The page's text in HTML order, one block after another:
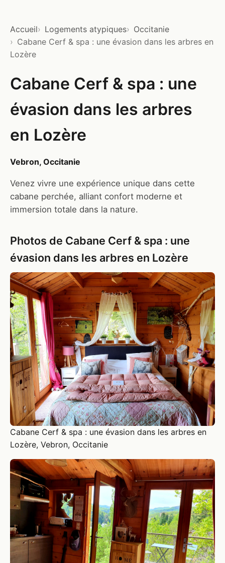
Accueil Logements atypiques
Occitanie
Cabane Cerf & spa : une évasion dans les arbres en
Lozère
Cabane Cerf & spa : une
évasion dans les arbres
en Lozère
Vebron, Occitanie
Venez vivre une expérience unique dans cette
cabane perchée, alliant confort moderne et
immersion totale dans la nature.
Photos de Cabane Cerf & spa : une
évasion dans les arbres en Lozère
Cabane Cerf & spa : une évasion dans les arbres en
Lozère, Vebron, Occitanie